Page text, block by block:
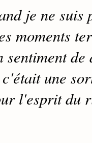
je ne suis
moments
sentiment
une
l'esprit du